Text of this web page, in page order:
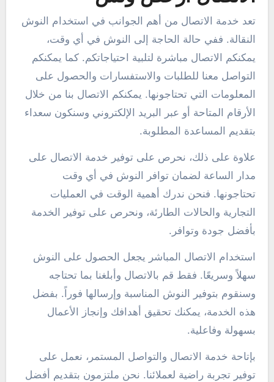
تعد خدمة الاتصال من أهم الجوانب في استخدام النوش
النقالة. ففي حالة الحاجة إلى النوش في أي وقت،
يمكنكم الاتصال مباشرة لتلبية احتياجاتكم. كما يمكنكم
التواصل معنا للطلبات والاستفسارات والحصول على
المعلومات التي تحتاجونها. يمكنكم الاتصال بنا من خلال
الأرقام المتاحة أو عبر البريد الإلكتروني وسنكون سعداء
بتقديم المساعدة المطلوبة.
علاوة على ذلك، نحرص على توفير خدمة الاتصال على
مدار الساعة لضمان توافر النوش في أي وقت
تحتاجونها. فنحن ندرك أهمية الوقت في العمليات
التجارية والحالات الطارئة، ونحرص على توفير الخدمة
بأفضل جودة وتوافر.
استخدام الاتصال المباشر يجعل الحصول على النوش
سهلاً وسريعًا. فقط قم بالاتصال وأبلغنا بما تحتاجه
وسنقوم بتوفير النوش المناسبة وإرسالها فوراً. بفضل
هذه الخدمة، يمكنك تحقيق أهدافك وإنجاز الأعمال
بسهولة وفاعلية.
بإتاحة خدمة الاتصال والتواصل المستمر، نعمل على
توفير تجربة راضية لعملائنا. نحن ملتزمون بتقديم أفضل